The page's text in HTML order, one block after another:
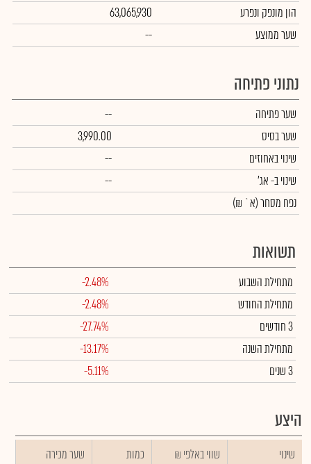
הון מונפק ונפרע
63,065,930
שער ממוצע
--
נתוני פתיחה
שער פתיחה
--
שער בסיס
3,990.00
שינוי באחוזים
--
שינויב- אג'
--
נפח מסחר(א` ₪)
תשואות
מתחילת השבוע
-2.48%
מתחילת החודש
-2.48%
3 חודשים
-27.74%
מתחילת השנה
-13.17%
3 שנים
-5.11%
היצע
שינוי ₪ שווי באלפי כמות
שער מכירה